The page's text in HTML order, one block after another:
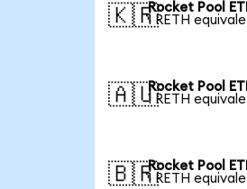
🇰🇷Rocket Pool
1 RETH
🇦🇺Rocket Pool
1 RETH
🇧🇷Rocket Pool
1 RETH